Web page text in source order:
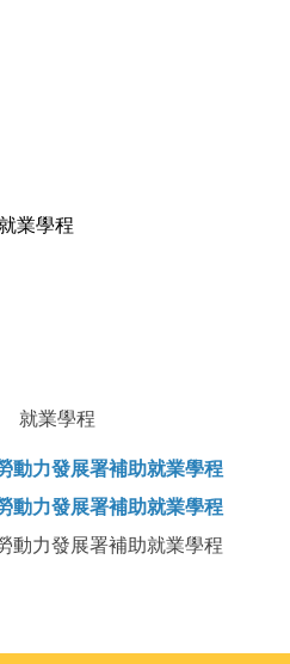
業學程
就業學程
動力發展署補助就業學程
動力發展署補助就業學程
動力發展署補助就業學程